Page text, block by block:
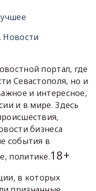
Новости
портал, где
Севастополя, но и
и интересное,
и в мире. Здесь
бизнеса
события в
политике.18+
в которых